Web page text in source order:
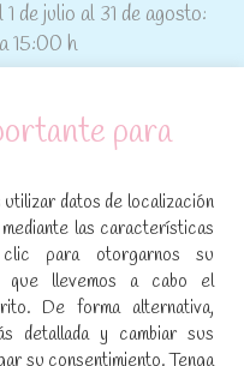
julio al 31 de agosto:
15:00 h
para
datos de localización
las características
para otorgarnos su
que llevemos a cabo el
De forma alternativa,
detallada y cambiar sus
su consentimiento. Tenga